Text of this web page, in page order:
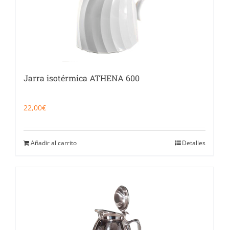
Jarra isotérmica ATHENA 600
22,00€
Añadir al carrito Detalles